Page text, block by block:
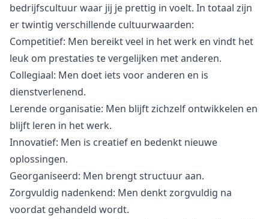
bedrijfscultuur waar jij je prettig in voelt. In totaal zijn
er twintig verschillende cultuurwaarden:
Competitief: Men bereikt veel in het werk en vindt het
leuk om prestaties te vergelijken met anderen.
Collegiaal: Men doet iets voor anderen en is
dienstverlenend.
Lerende organisatie: Men blijft zichzelf ontwikkelen en
blijft leren in het werk.
Innovatief: Men is creatief en bedenkt nieuwe
oplossingen.
Georganiseerd: Men brengt structuur aan.
Zorgvuldig nadenkend: Men denkt zorgvuldig na
voordat gehandeld wordt.